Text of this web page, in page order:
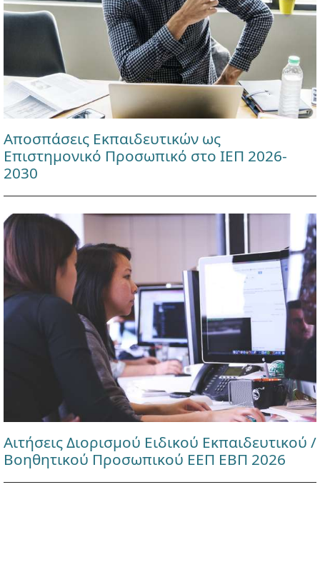
Αποσπάσεις Εκπαιδευτικών ως
Επιστημονικό Προσωπικό στο ΙΕΠ 2026-
2030
Αιτήσεις Διορισμού Ειδικού Εκπαιδευτικού /
Βοηθητικού Προσωπικού ΕΕΠ ΕΒΠ 2026